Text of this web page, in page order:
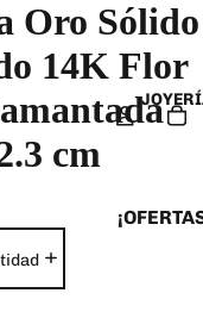
Oro Sólido
14K Flor
cm